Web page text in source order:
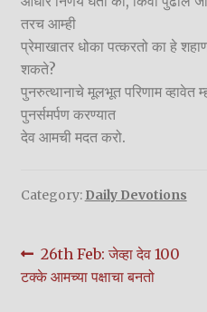
तरच आम्ही
प्रेमाखातर धोका पत्करतो का हे
शकते?
पुनरुत्थानाचे मूलभूत परिणाम
पुनर्समर्पण करण्यात
देव आमची मदत करो.
Category: Daily Devotions
Post
navigation
Previous
post:
26th Feb: जेव्हा देव 100
टक्के आमच्या पक्षाचा बनतो